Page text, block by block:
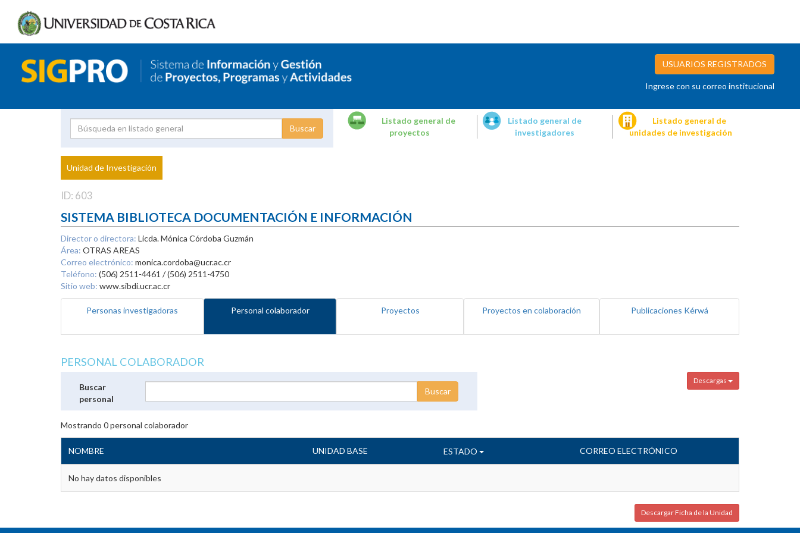
USUARIOS REGISTRADOS
Ingrese con su correo institucional
Proyecto
Investigador
Listado general de
proyectos
Listado general de
investigadores
Listado general de
unidades de investigación
Unidad de Investigación
ID: 603
SISTEMA BIBLIOTECA DOCUMENTACIÓN E INFORMACIÓN
Director o directora: Licda. Mónica Córdoba Guzmán
Área: OTRAS AREAS
Correo electrónico: monica.cordoba@ucr.ac.cr
Teléfono: (506) 2511-4461 / (506) 2511-4750
Sitio web: www.sibdi.ucr.ac.cr
Personas investigadoras Personal colaborador Proyectos Proyectos en colaboración Publicaciones Kérwá
PERSONAL COLABORADOR
Descargas
Buscar
personal
Mostrando 0personal colaborador
NOMBRE UNIDAD BASE ESTADO CORREO ELECTRÓNICO
No hay datos disponibles
Descargar Ficha de la Unidad